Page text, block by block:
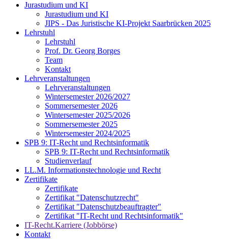
Jurastudium und KI
Jurastudium und KI
JIPS - Das Juristische KI-Projekt Saarbrücken 2025
Lehrstuhl
Lehrstuhl
Prof. Dr. Georg Borges
Team
Kontakt
Lehrveranstaltungen
Lehrveranstaltungen
Wintersemester 2026/2027
Sommersemester 2026
Wintersemester 2025/2026
Sommersemester 2025
Wintersemester 2024/2025
SPB 9: IT-Recht und Rechtsinformatik
SPB 9: IT-Recht und Rechtsinformatik
Studienverlauf
LL.M. Informationstechnologie und Recht
Zertifikate
Zertifikate
Zertifikat "Datenschutzrecht"
Zertifikat "Datenschutzbeauftragter"
Zertifikat "IT-Recht und Rechtsinformatik"
IT-Recht.Karriere (Jobbörse)
Kontakt